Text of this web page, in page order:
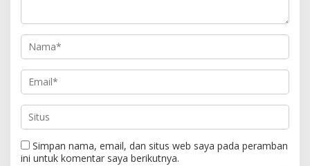
Simpan nama, email, dan situs web saya pada peramban
ini untuk komentar saya berikutnya.